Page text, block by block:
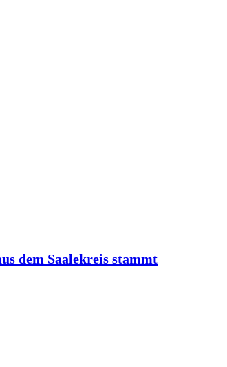
dem Saalekreis stammt